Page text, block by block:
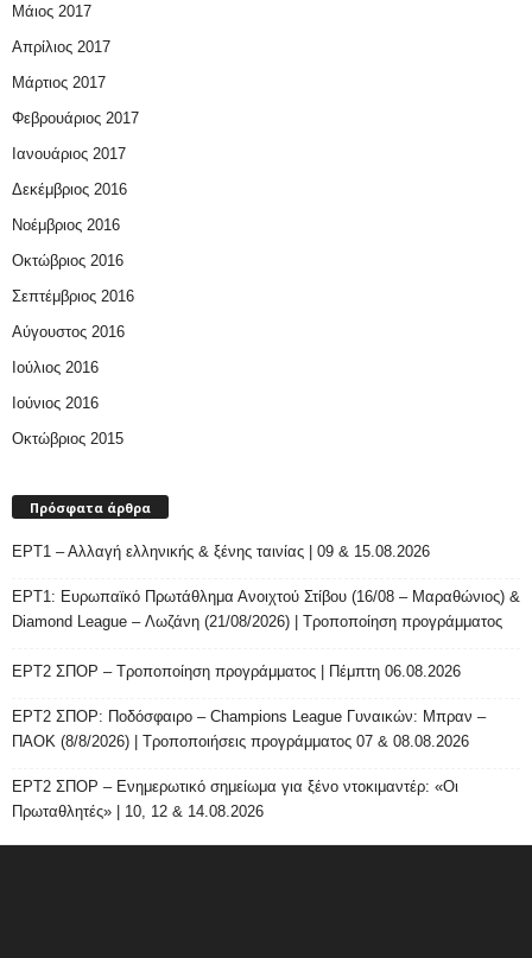
Μάιος 2017
Απρίλιος 2017
Μάρτιος 2017
Φεβρουάριος 2017
Ιανουάριος 2017
Δεκέμβριος 2016
Νοέμβριος 2016
Οκτώβριος 2016
Σεπτέμβριος 2016
Αύγουστος 2016
Ιούλιος 2016
Ιούνιος 2016
Οκτώβριος 2015
Πρόσφατα άρθρα
ΕΡΤ1 – Αλλαγή ελληνικής & ξένης ταινίας | 09 & 15.08.2026
ΕΡΤ1: Ευρωπαϊκό Πρωτάθλημα Ανοιχτού Στίβου (16/08 – Μαραθώνιος) &
Diamond League – Λωζάνη (21/08/2026) | Τροποποίηση προγράμματος
ΕΡΤ2 ΣΠΟΡ – Τροποποίηση προγράμματος | Πέμπτη 06.08.2026
ΕΡΤ2 ΣΠΟΡ: Ποδόσφαιρο – Champions League Γυναικών: Μπραν –
ΠΑΟΚ (8/8/2026) | Τροποποιήσεις προγράμματος 07 & 08.08.2026
ΕΡΤ2 ΣΠΟΡ – Ενημερωτικό σημείωμα για ξένο ντοκιμαντέρ: «Οι
Πρωταθλητές» | 10, 12 & 14.08.2026